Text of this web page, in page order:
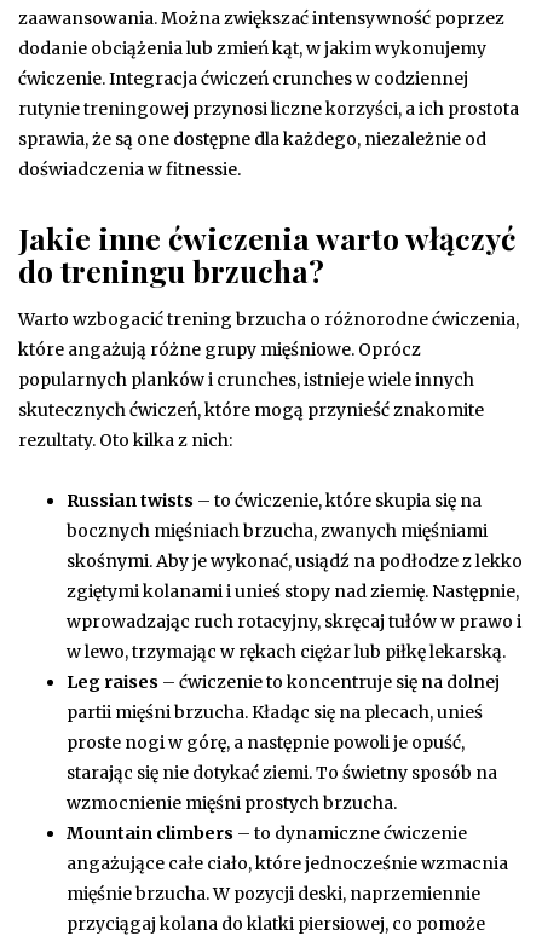
zaawansowania. Można zwiększać intensywność poprzez
dodanie obciążenia lub zmień kąt, w jakim wykonujemy
ćwiczenie. Integracja ćwiczeń crunches w codziennej
rutynie treningowej przynosi liczne korzyści, a ich prostota
sprawia, że są one dostępne dla każdego, niezależnie od
doświadczenia w fitnessie.
Jakie inne ćwiczenia warto włączyć
do treningu brzucha?
Warto wzbogacić trening brzucha o różnorodne ćwiczenia,
które angażują różne grupy mięśniowe. Oprócz
popularnych planków i crunches, istnieje wiele innych
skutecznych ćwiczeń, które mogą przynieść znakomite
rezultaty. Oto kilka z nich:
Russian twists – to ćwiczenie, które skupia się na
bocznych mięśniach brzucha, zwanych mięśniami
skośnymi. Aby je wykonać, usiądź na podłodze z lekko
zgiętymi kolanami i unieś stopy nad ziemię. Następnie,
wprowadzając ruch rotacyjny, skręcaj tułów w prawo i
w lewo, trzymając w rękach ciężar lub piłkę lekarską.
Leg raises – ćwiczenie to koncentruje się na dolnej
partii mięśni brzucha. Kładąc się na plecach, unieś
proste nogi w górę, a następnie powoli je opuść,
starając się nie dotykać ziemi. To świetny sposób na
wzmocnienie mięśni prostych brzucha.
Mountain climbers – to dynamiczne ćwiczenie
angażujące całe ciało, które jednocześnie wzmacnia
mięśnie brzucha. W pozycji deski, naprzemiennie
przyciągaj kolana do klatki piersiowej, co pomoże